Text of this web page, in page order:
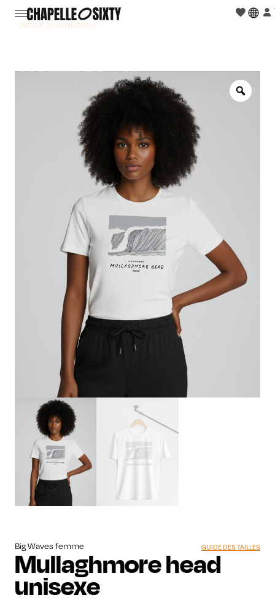
< Retour à la collection
Zoom
Big Waves femme
Mullaghmore head
unisexe
GUIDE DES TAILLES